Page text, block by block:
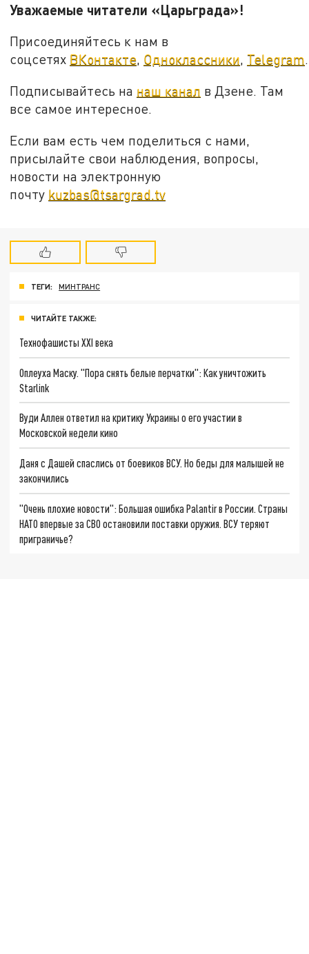
Уважаемые читатели «Царьграда»!
Присоединяйтесь к нам в
соцсетях ВКонтакте, Одноклассники, Telegram.
Подписывайтесь на наш канал в Дзене. Там
все самое интересное.
Если вам есть чем поделиться с нами,
присылайте свои наблюдения, вопросы,
новости на электронную
почту kuzbas@tsargrad.tv
ТЕГИ: МИНТРАНС
ЧИТАЙТЕ ТАКЖЕ:
Технофашисты XXI века
Оплеуха Маску. "Пора снять белые перчатки": Как уничтожить
Starlink
Вуди Аллен ответил на критику Украины о его участии в
Московской недели кино
Даня с Дашей спаслись от боевиков ВСУ. Но беды для малышей не
закончились
"Очень плохие новости": Большая ошибка Palantir в России. Страны
НАТО впервые за СВО остановили поставки оружия. ВСУ теряют
приграничье?